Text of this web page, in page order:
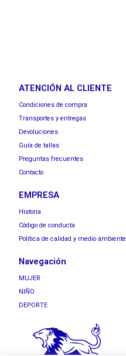
ATENCIÓN AL CLIENTE
Condiciones de compra
Transportes y entregas
Devoluciones
Guía de tallas
Preguntas frecuentes
Contacto
EMPRESA
Historia
Código de conducta
Política de calidad y medio ambiente
Navegación
MUJER
NIÑO
DEPORTE